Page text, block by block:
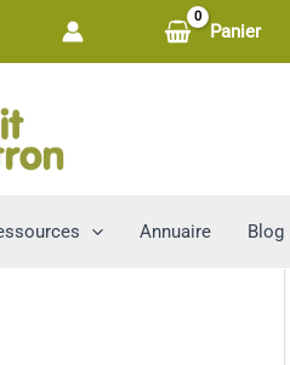
Panier
Annuaire Blog